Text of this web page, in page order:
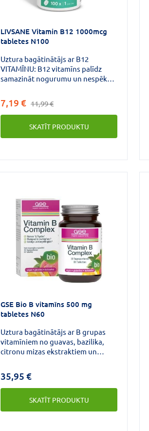
LIVSANE Vitamin B12 1000mcg
tabletes N100
Uztura bagātinātājs ar B12
VITAMĪNU: B12 vitamīns palīdz
samazināt nogurumu un nespēku,
darbību un normālas psiholoģiskās
funkcijas, normālu sarkano asins
šūnu veidošanos, normālu
imūnsistēmas darbību, normālu
7,19 € 11,99 €
SKATĪT PRODUKTU
GSE Bio B vitamīns 500 mg
tabletes N60
Uztura bagātinātājs ar B grupas
vitamīniem no guavas, bazilika,
citronu mizas ekstraktiem un
vegāniem.
35,95 €
SKATĪT PRODUKTU